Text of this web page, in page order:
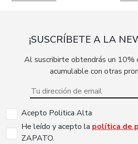
¡SUSCRÍBETE A LA
Al suscribirte obtendrás un 10%
acumulable con otras
Acepto Politica Alta
He leído y acepto la política de
ZAPATO.